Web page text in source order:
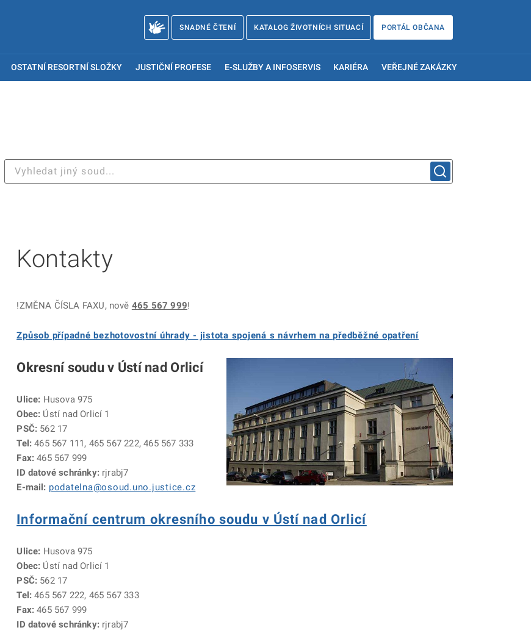
SNADNÉ ČTENÍ KATALOG ŽIVOTNÍCH SITUACÍ PORTÁL OBČANA
OSTATNÍ RESORTNÍ SLOŽKY JUSTIČNÍ PROFESE E-SLUŽBY A INFOSERVIS KARIÉRA VEŘEJNÉ ZAKÁZKY
Kontakty
!ZMĚNA ČÍSLA FAXU, nově 465 567 999!
Způsob případné bezhotovostní úhrady - jistota spojená s návrhem na předběžné opatření
Okresní soudu v Ústí nad Orlicí
Ulice: Husova 975
Obec: Ústí nad Orlicí 1
PSČ: 562 17
Tel:465 567 111, 465 567 222, 465 567 333
Fax:465 567 999
ID datové schránky: rjrabj7
E-mail: podatelna@osoud.uno.justice.cz
Informační centrum okresního soudu v Ústí nad Orlicí
Ulice: Husova 975
Obec: Ústí nad Orlicí 1
PSČ: 562 17
Tel:465 567 222, 465 567 333
Fax:465 567 999
ID datové schránky: rjrabj7